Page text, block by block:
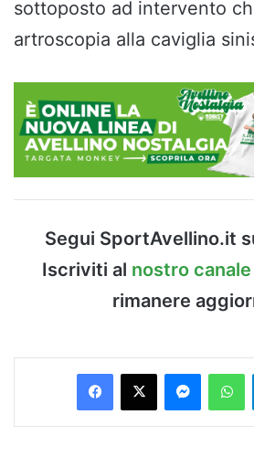
sottoposto ad intervento
artroscopia alla caviglia
Segui SportAvellino.it
Iscriviti al nostro canale
rimanere
Facebook
X